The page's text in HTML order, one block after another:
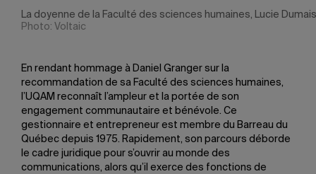
La doyenne de la Faculté des sciences humaines, Lucie
Photo: Voltaic
En rendant hommage à Daniel Granger sur la
recommandation de sa Faculté des sciences humaines,
l’UQAM reconnaît l’ampleur et la portée de son
engagement communautaire et bénévole. Ce
gestionnaire et entrepreneur est membre du Barreau du
Québec depuis 1975. Rapidement, son parcours déborde
le cadre juridique pour s’ouvrir au monde des
communications, alors qu’il exerce des fonctions de